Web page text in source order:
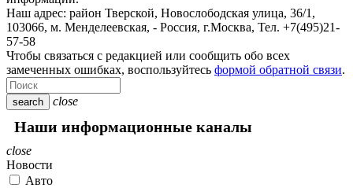
Наш адрес: район Тверской, Новослободская улица, 36/1 ,
103066, м. Менделеевская, - Россия, г.Москва, Тел. +7(495)21-
57-58
Чтобы связаться с редакцией или сообщить обо всех
замеченных ошибках, воспользуйтесь формой обратной связи.
search close
Наши информационные каналы
close
Новости
Авто